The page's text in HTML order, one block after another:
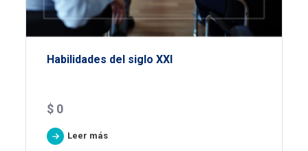
Habilidades del siglo XXI
$ 0
Leer más